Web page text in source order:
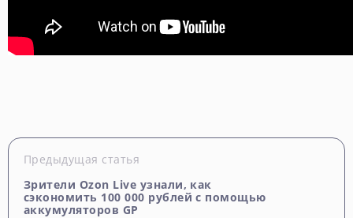
Предыдущая статья
Зрители Ozon Live узнали, как
сэкономить 100 000 рублей с помощью
аккумуляторов GP